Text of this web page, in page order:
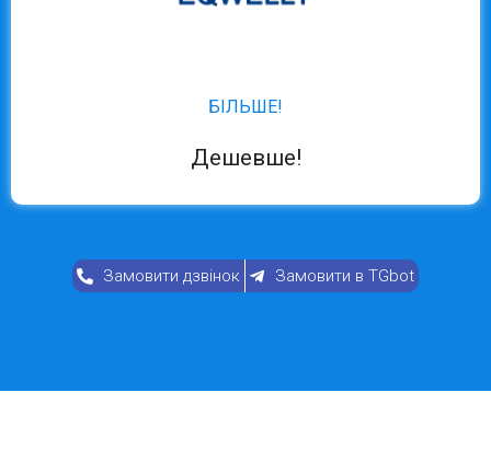
БІЛЬШЕ!
Дешевше!
Замовити дзвінок Замовити в TGbot